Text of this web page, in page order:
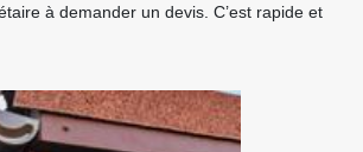
à demander un devis. C’est rapide et